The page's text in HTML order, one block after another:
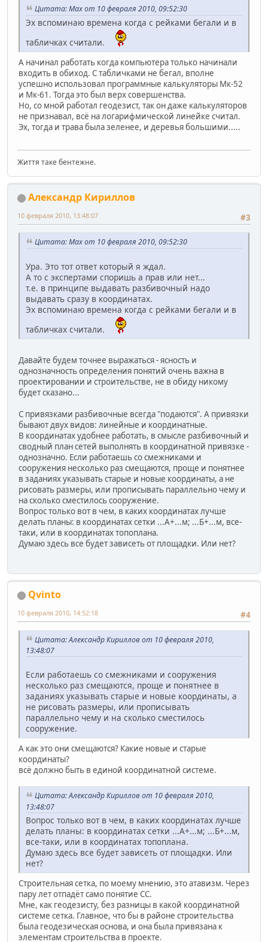
Цитата: Max от 10 февраля 2010, 09:52:30
Эх вспоминаю времена когда с рейками бегали и в
табличках считали.
А начинал работать когда компьютера только начинали
входить в обиход. С табличками не бегал, вполне
успешно использовал программные калькуляторы Мк-52
и Мк-61. Тогда это был верх совершенства.
Но, со мной работал геодезист, так он даже калькуляторов
не признавал, всё на логарифмической линейке считал.
Эх, тогда и трава была зеленее, и деревья большими.....
Життя таке бентежне.
Александр Кириллов
#3
10 февраля 2010, 13:48:07
Цитата: Max от 10 февраля 2010, 09:52:30
Ура. Это тот ответ который я ждал.
А то с экспертами споришь а прав или нет...
т.е. в принципе выдавать разбивочный надо
выдавать сразу в координатах.
Эх вспоминаю времена когда с рейками бегали и в
табличках считали.
Давайте будем точнее выражаться - ясность и
однозначность определения понятий очень важна в
проектировании и строительстве, не в обиду никому
будет сказано...
С привязками разбивочные всегда "подаются". А привязки
бывают двух видов: линейные и координатные.
В координатах удобнее работать, в смысле разбивочный и
сводный план сетей выполнять в координатной привязке -
однозначно. Если работаешь со смежниками и
сооружения несколько раз смещаются, проще и понятнее
в заданиях указывать старые и новые координаты, а не
рисовать размеры, или прописывать параллельно чему и
на сколько сместилось сооружение.
Вопрос только вот в чем, в каких координатах лучше
делать планы: в координатах сетки ...А+...м; ...Б+...м, все-
таки, или в координатах топоплана.
Думаю здесь все будет зависеть от площадки. Или нет?
Qvinto
#4
10 февраля 2010, 14:52:18
Цитата: Александр Кириллов от 10 февраля 2010,
13:48:07
Если работаешь со смежниками и сооружения
несколько раз смещаются, проще и понятнее в
заданиях указывать старые и новые координаты, а
не рисовать размеры, или прописывать
параллельно чему и на сколько сместилось
сооружение.
А как это они смещаются? Какие новые и старые
координаты?
всё должно быть в единой координатной системе.
Цитата: Александр Кириллов от 10 февраля 2010,
13:48:07
Вопрос только вот в чем, в каких координатах лучше
делать планы: в координатах сетки ...А+...м; ...Б+...м,
все-таки, или в координатах топоплана.
Думаю здесь все будет зависеть от площадки. Или
нет?
Строительная сетка, по моему мнению, это атавизм. Через
пару лет отпадёт само понятие СС.
Мне, как геодезисту, без разницы в какой координатной
системе сетка. Главное, что бы в районе строительства
была геодезическая основа, и она была привязана к
элементам строительства в проекте.